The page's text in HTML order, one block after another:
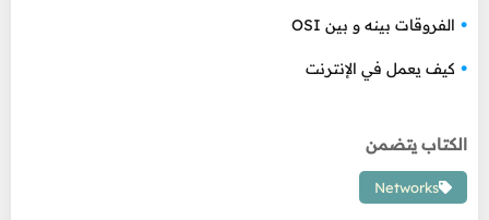
الفروقات بينه و بين OSI
كيف يعمل في الإنترنت
الكتاب يتضمن
Networks